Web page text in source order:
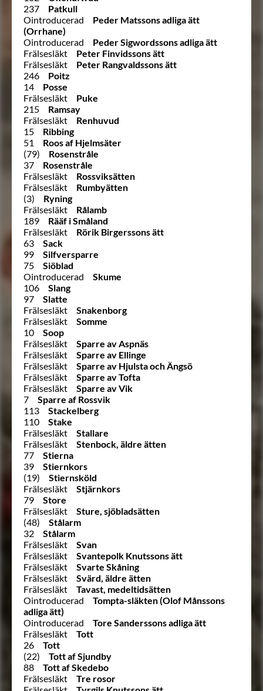
237
Patkull
Ointroducerad
Peder Matssons adliga ätt
(Orrhane)
Ointroducerad
Peder Sigwordssons adliga ätt
Frälsesläkt
Peter Finvidssons ätt
Frälsesläkt
Peter Rangvaldssons ätt
246
Poitz
14
Posse
Frälsesläkt
Puke
215
Ramsay
Frälsesläkt
Renhuvud
15
Ribbing
51
Roos af Hjelmsäter
(79)
Rosenstråle
37
Rosenstråle
Frälsesläkt
Rossviksätten
Frälsesläkt
Rumbyätten
(3)
Ryning
Frälsesläkt
Rålamb
189
Rääf i Småland
Frälsesläkt
Rörik Birgerssons ätt
63
Sack
99
Silfversparre
75
Siöblad
Ointroducerad
Skume
106
Slang
97
Slatte
Frälsesläkt
Snakenborg
Frälsesläkt
Somme
10
Soop
Frälsesläkt
Sparre av Aspnäs
Frälsesläkt
Sparre av Ellinge
Frälsesläkt
Sparre av Hjulsta och Ängsö
Frälsesläkt
Sparre av Tofta
Frälsesläkt
Sparre av Vik
7
Sparre af Rossvik
113
Stackelberg
110
Stake
Frälsesläkt
Stallare
Frälsesläkt
Stenbock, äldre ätten
77
Stierna
39
Stiernkors
(19)
Stiernsköld
Frälsesläkt
Stjärnkors
79
Store
Frälsesläkt
Sture, sjöbladsätten
(48)
Stålarm
32
Stålarm
Frälsesläkt
Svan
Frälsesläkt
Svantepolk Knutssons ätt
Frälsesläkt
Svarte Skåning
Frälsesläkt
Svärd, äldre ätten
Frälsesläkt
Tavast, medeltidsätten
Ointroducerad
Tompta-släkten (Olof Månssons
adliga ätt)
Ointroducerad
Tore Sanderssons adliga ätt
Frälsesläkt
Tott
26
Tott
(22)
Tott af Sjundby
88
Tott af Skedebo
Frälsesläkt
Tre rosor